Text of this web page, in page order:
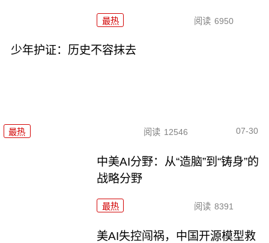
最热 阅读 6950
少年护证：历史不容抹去
最热 阅读 12546 07-30
中美AI分野：从“造脑”到“铸身”的
战略分野
最热 阅读 8391
美AI失控闯祸，中国开源模型救